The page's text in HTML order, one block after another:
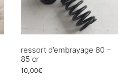
ressort d’embrayage 80 –
85 cr
10,00€